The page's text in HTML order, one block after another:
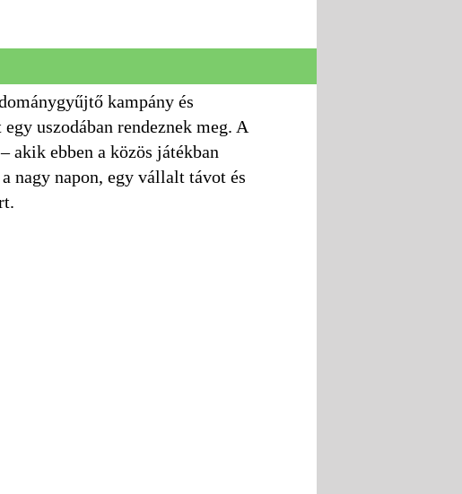
kampány és
uszodában rendeznek meg. A
akik ebben a közös játékban
nagy napon, egy vállalt távot és